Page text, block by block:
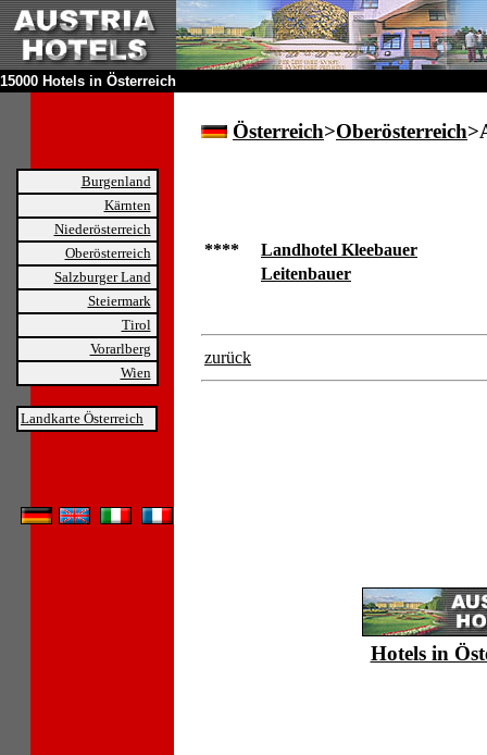
15000 Hotels in Österreich
Burgenland
Kärnten
Niederösterreich
Oberösterreich
Salzburger Land
Steiermark
Tirol
Vorarlberg
Wien
Landkarte Österreich
Österreich>Oberösterreich
****
Landhotel Kleebauer
Leitenbauer
zurück
Hotels in